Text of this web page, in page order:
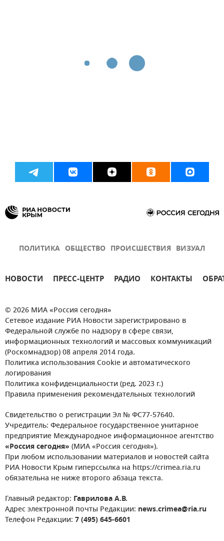
ПОЛИТИКА ОБЩЕСТВО ПРОИСШЕСТВИЯ ВИЗУАЛ
НОВОСТИ ПРЕСС-ЦЕНТР РАДИО КОНТАКТЫ
© 2026 МИА «Россия сегодня»
Сетевое издание РИА Новости зарегистрировано в
Федеральной службе по надзору в сфере связи,
информационных технологий и массовых коммуникаций
(Роскомнадзор) 08 апреля 2014 года.
Политика использования Cookie и автоматического
логирования
Политика конфиденциальности (ред. 2023 г.)
Правила применения рекомендательных технологий
Свидетельство о регистрации Эл № ФС77-57640.
Учредитель: Федеральное государственное унитарное
предприятие Международное информационное агентство
«Россия сегодня» (МИА «Россия сегодня»).
При любом использовании материалов и новостей сайта
РИА Новости Крым гиперссылка на https://crimea.ria.ru
обязательна не ниже второго абзаца текста.
Главный редактор: Гаврилова А.В.
Адрес электронной почты Редакции: news.crimea@ria.ru
Телефон Редакции: 7 (495) 645-6601